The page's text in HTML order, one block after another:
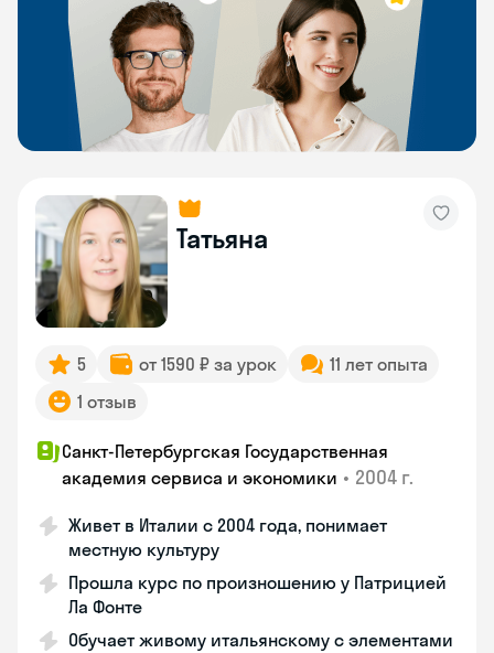
Татьяна
5 от 1590 ₽ за урок
11 лет опыта
1 отзыв
Санкт-Петербургская Государственная
академия сервиса и экономики • 2004 г.
Живет в Италии с 2004 года, понимает
местную культуру
Прошла курс по произношению у Патрицией
Ла Фонте
Обучает живому итальянскому с элементами